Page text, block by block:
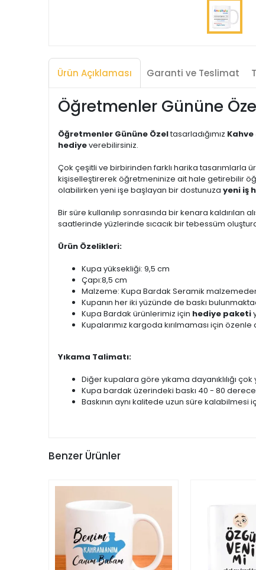
Ürün Açıklaması Garanti ve Teslimat
Öğretmenler Gününe
Öğretmenler Gününe Özeltasarladığımız Kahve
hediyeverebilirsiniz.
Çok çeşitli ve birbirinden farklı harika tasarımlarla
kişiselleştirerek öğretmeninize ait hale getirebilir
olabilirken yeni işe başlayan bir dostunuza yeni iş
Bir süre kullanılıp sonrasında bir kenara kaldırılan
saatlerinde yüzlerinde sıcacık bir tebessüm
Ürün Özelikleri:
Kupa yüksekliği: 9,5 cm
Çapı:8,5 cm
Malzeme: Kupa Bardak Seramik
Kupanın her iki yüzünde de baskı
Kupa Bardak ürünlerimiz için hediye paketi
Kupalarımız kargoda kırılmaması için
Yıkama Talimatı:
Diğer kupalara göre yıkama dayanıklılığı çok
Kupa bardak üzerindeki baskı 40 - 80
Baskının aynı kalitede uzun süre kalabilmesi
Benzer Ürünler